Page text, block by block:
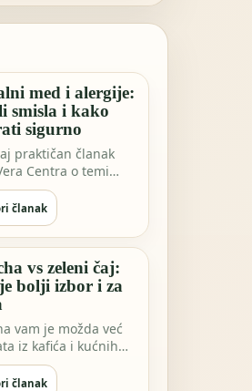
med i alergije:
smisla i kako
sigurno
praktičan članak
Centra o temi
med i alergije: ima li
članak
vs zeleni čaj:
bolji izbor i za
vam je možda već
iz kafića i kućnih
Ali EGCG ekstrakt
članak